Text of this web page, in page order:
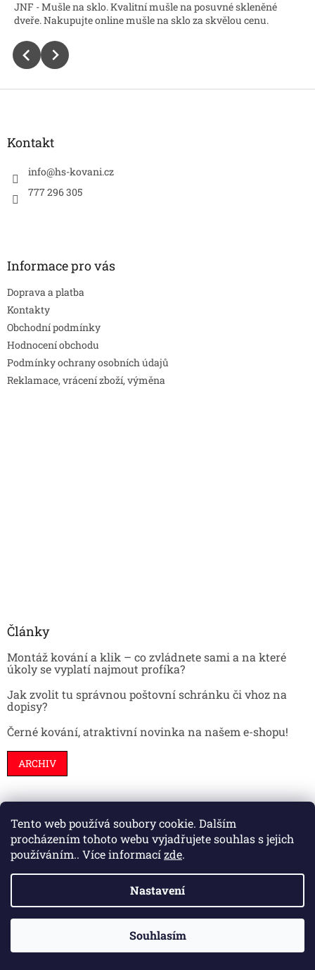
Tento web používá soubory cookie. Dalším
procházením tohoto webu vyjadřujete souhlas s jejich
používáním.. Více informacízde.
Nastavení
Souhlasím
JNF - Mušle na sklo. Kvalitní mušle na posuvné skleněné
dveře. Nakupujte online mušle na sklo za skvělou cenu.
Z
Kontakt
info@hs-kovani.cz
777 296 305
Informace pro vás
Doprava a platba
Kontakty
Obchodní podmínky
Hodnocení obchodu
Podmínky ochrany osobních údajů
Reklamace, vrácení zboží, výměna
Články
Montáž kování a klik – co zvládnete sami a na které
úkoly se vyplatí najmout profíka?
Jak zvolit tu správnou poštovní schránku či vhoz na
dopisy?
Černé kování, atraktivní novinka na našem e-shopu!
ARCHIV
Stavební pouzdra Interiéry Dveře
Vytvořil Shoptet
HS kování. Všechna práva vyhrazena.